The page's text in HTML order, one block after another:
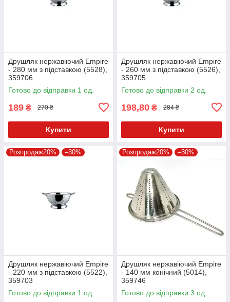
Друшляк нержавіючий Empire
- 280 мм з підставкою (5528),
359706
Готово до відправки 1 од.
189 ₴ 270 ₴
Купити
Друшляк нержавіючий Empire
- 260 мм з підставкою (5526),
359705
Готово до відправки 2 од.
198,80 ₴ 284 ₴
Купити
Розпродаж20% –30%
Друшляк нержавіючий Empire
- 220 мм з підставкою (5522),
359703
Готово до відправки 1 од.
Розпродаж20% –30%
Друшляк нержавіючий Empire
- 140 мм конічний (5014),
359746
Готово до відправки 3 од.